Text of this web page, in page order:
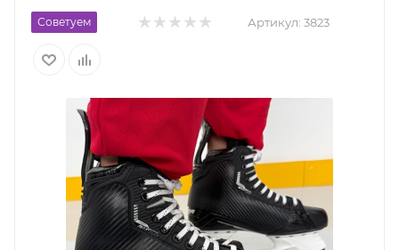
Советуем Артикул: 3823